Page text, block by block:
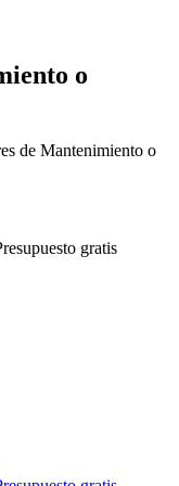
o
de Mantenimiento o
gratis